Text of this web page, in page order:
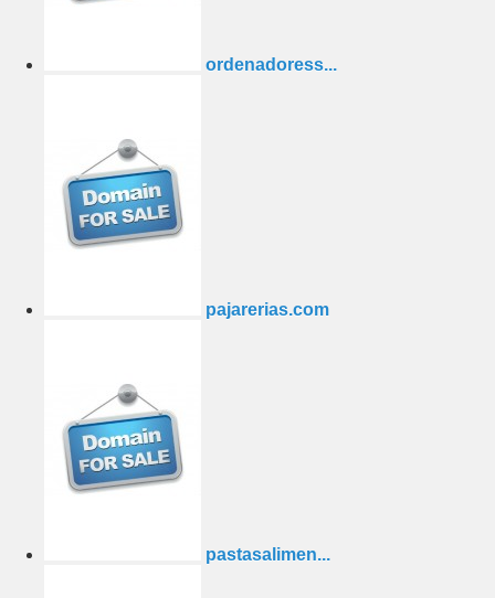
ordenadoress...
pajarerias.com
pastasalimen...